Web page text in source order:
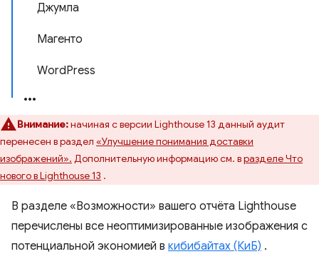
Джумла
Магенто
WordPress
Внимание:начиная с версии Lighthouse 13 данный аудит
перенесен в раздел «Улучшение понимания доставки
изображений». Дополнительную информацию см. вразделе Что
нового в Lighthouse 13 .
В разделе «Возможности» вашего отчёта Lighthouse
перечислены все неоптимизированные изображения с
потенциальной экономией в кибибайтах (КиБ) .